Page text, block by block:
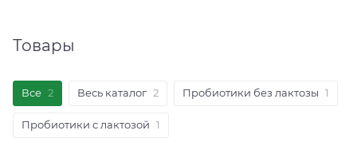
Товары
Все 2 Весь каталог 2 Пробиотики без лактозы 1
Пробиотики с лактозой 1